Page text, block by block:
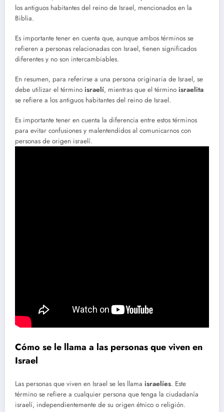
los antiguos habitantes del reino de Israel, mencionados en la
Biblia.
Es importante tener en cuenta que, aunque ambos términos se
refieren a personas relacionadas con Israel, tienen significados
diferentes y no son intercambiables.
En resumen, para referirse a una persona originaria de Israel, se
debe utilizar el término israelí, mientras que el término israelita
se refiere a los antiguos habitantes del reino de Israel.
Es importante tener en cuenta la diferencia entre estos términos
para evitar confusiones y malentendidos al comunicarnos con
personas de origen israelí.
Cómo se le llama a las personas que viven en
Israel
Las personas que viven en Israel se les llama israelíes. Este
término se refiere a cualquier persona que tenga la ciudadanía
israelí, independientemente de su origen étnico o religión.